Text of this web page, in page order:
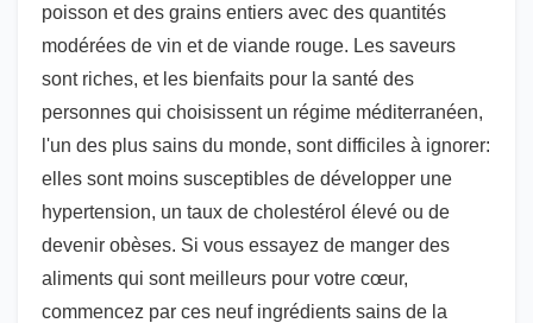
poisson et des grains entiers avec des quantités
modérées de vin et de viande rouge. Les saveurs
sont riches, et les bienfaits pour la santé des
personnes qui choisissent un régime méditerranéen,
l'un des plus sains du monde, sont difficiles à ignorer:
elles sont moins susceptibles de développer une
hypertension, un taux de cholestérol élevé ou de
devenir obèses. Si vous essayez de manger des
aliments qui sont meilleurs pour votre cœur,
commencez par ces neuf ingrédients sains de la